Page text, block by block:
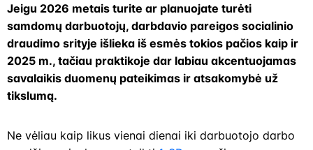
Jeigu 2026 metais turite ar planuojate turėti
samdomų darbuotojų, darbdavio pareigos socialinio
draudimo srityje išlieka iš esmės tokios pačios kaip ir
2025 m., tačiau praktikoje dar labiau akcentuojamas
savalaikis duomenų pateikimas ir atsakomybė už
tikslumą.
Ne vėliau kaip likus vienai dienai iki darbuotojo darbo